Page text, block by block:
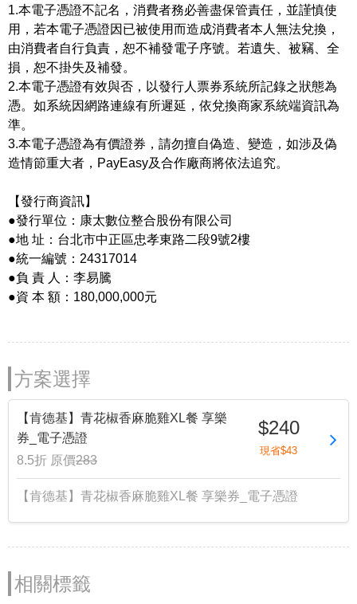
1.本電子憑證不記名，消費者務必善盡保管責任，並謹慎使
用，若本電子憑證因已被使用而造成消費者本人無法兌換，
由消費者自行負責，恕不補發電子序號。若遺失、被竊、全
損，恕不掛失及補發。
2.本電子憑證有效與否，以發行人票券系統所記錄之狀態為
憑。如系統因網路連線有所遲延，依兌換商家系統端資訊為
準。
3.本電子憑證為有價證券，請勿擅自偽造、變造，如涉及偽
造情節重大者，PayEasy及合作廠商將依法追究。
【發行商資訊】
●發行單位：康太數位整合股份有限公司
●地 址：台北市中正區忠孝東路二段9號2樓
●統一編號：24317014
●負 責 人：李易騰
●資 本 額：180,000,000元
方案選擇
【肯德基】青花椒香麻脆雞XL餐 享樂
券_電子憑證
8.5折 原價283
$240
現省$43
【肯德基】青花椒香麻脆雞XL餐 享樂券_電子憑證
相關標籤